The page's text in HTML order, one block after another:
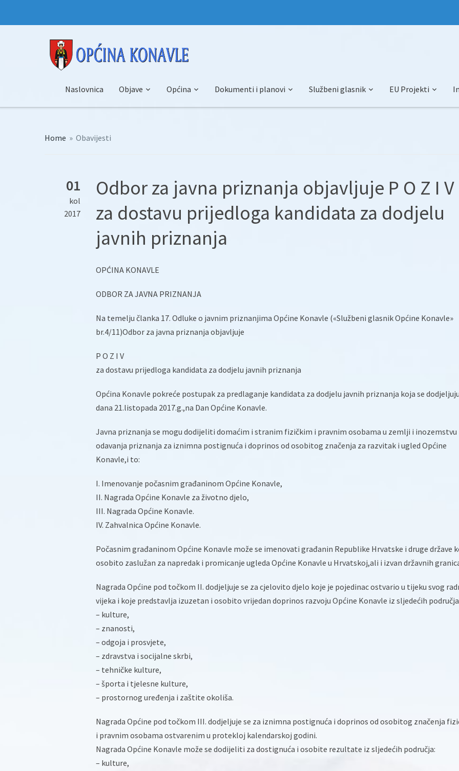
Naslovnica Objave Općina Dokumenti i planovi Službeni glasnik EU Projekti
Home » Obavijesti
01
kol
2017
Odbor za javna priznanja objavljuje P O Z I V
za dostavu prijedloga kandidata za dodjelu
javnih priznanja
OPĆINA KONAVLE
ODBOR ZA JAVNA PRIZNANJA
Na temelju članka 17. Odluke o javnim priznanjima Općine Konavle («Službeni glasnik Općine Konavle»
br.4/11)Odbor za javna priznanja objavljuje
P O Z I V
za dostavu prijedloga kandidata za dodjelu javnih priznanja
Općina Konavle pokreće postupak za predlaganje kandidata za dodjelu javnih priznanja koja se
dana 21.listopada 2017.g.,na Dan Općine Konavle.
Javna priznanja se mogu dodijeliti domaćim i stranim fizičkim i pravnim osobama u zemlji i inozemstvu
odavanja priznanja za iznimna postignuća i doprinos od osobitog značenja za razvitak i ugled Općine
Konavle,i to:
I. Imenovanje počasnim građaninom Općine Konavle,
II. Nagrada Općine Konavle za životno djelo,
III. Nagrada Općine Konavle.
IV. Zahvalnica Općine Konavle.
Počasnim građaninom Općine Konavle može se imenovati građanin Republike Hrvatske i druge države
osobito zaslužan za napredak i promicanje ugleda Općine Konavle u Hrvatskoj,ali i izvan državnih
Nagrada Općine pod točkom II. dodjeljuje se za cjelovito djelo koje je pojedinac ostvario u tijeku svog
vijeka i koje predstavlja izuzetan i osobito vrijedan doprinos razvoju Općine Konavle iz sljedećih
– kulture,
– znanosti,
– odgoja i prosvjete,
– zdravstva i socijalne skrbi,
– tehničke kulture,
– športa i tjelesne kulture,
– prostornog uređenja i zaštite okoliša.
Nagrada Općine pod točkom III. dodjeljuje se za iznimna postignuća i doprinos od osobitog značenja
i pravnim osobama ostvarenim u protekloj kalendarskoj godini.
Nagrada Općine Konavle može se dodijeliti za dostignuća i osobite rezultate iz sljedećih područja:
– kulture,